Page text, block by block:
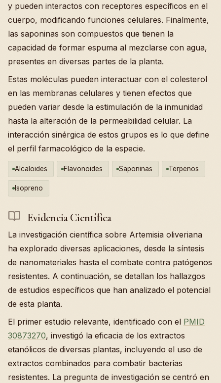
y pueden interactos con receptores específicos en el
cuerpo, modificando funciones celulares. Finalmente,
las saponinas son compuestos que tienen la
capacidad de formar espuma al mezclarse con agua,
presentes en diversas partes de la planta.
Estas moléculas pueden interactuar con el colesterol
en las membranas celulares y tienen efectos que
pueden variar desde la estimulación de la inmunidad
hasta la alteración de la permeabilidad celular. La
interacción sinérgica de estos grupos es lo que define
el perfil farmacológico de la especie.
Alcaloides Flavonoides Saponinas Terpenos
Isopreno
Evidencia Científica
La investigación científica sobre Artemisia oliveriana
ha explorado diversas aplicaciones, desde la síntesis
de nanomateriales hasta el combate contra patógenos
resistentes. A continuación, se detallan los hallazgos
de estudios específicos que han analizado el potencial
de esta planta.
El primer estudio relevante, identificado con el PMID
30873270, investigó la eficacia de los extractos
etanólicos de diversas plantas, incluyendo el uso de
extractos combinados para combatir bacterias
resistentes. La pregunta de investigación se centró en